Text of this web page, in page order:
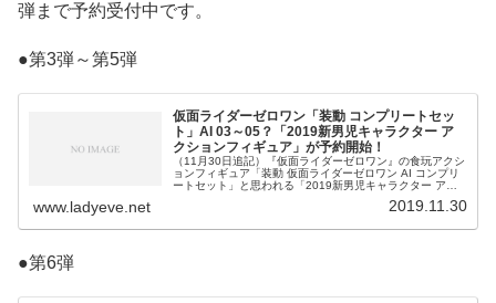
弾まで予約受付中です。
●第3弾～第5弾
仮面ライダーゼロワン「装動 コンプリートセッ
ト」AI 03～05？「2019新男児キャラクター ア
クションフィギュア」が予約開始！
（11月30日追記）『仮面ライダーゼロワン』の食玩アクシ
ョンフィギュア「装動 仮面ライダーゼロワン AI コンプリ
ートセット」と思われる「2019新男児キャラクター アク
www.ladyeve.net 2019.11.30
●第6弾